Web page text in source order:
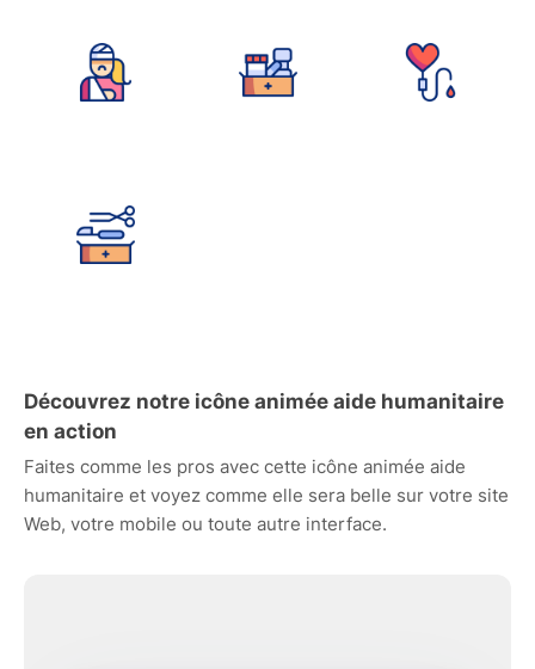
Découvrez notre icône animée aide humanitaire
en action
Faites comme les pros avec cette icône animée aide
humanitaire et voyez comme elle sera belle sur votre site
Web, votre mobile ou toute autre interface.